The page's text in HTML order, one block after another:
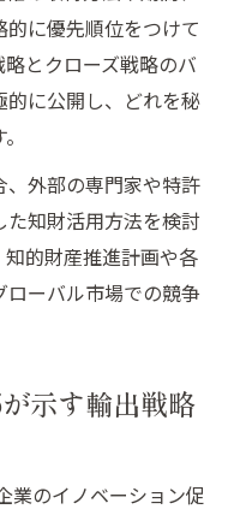
に優先順位をつけて
とクローズ戦略のバ
的に公開し、どれを秘
外部の専門家や特許
知財活用方法を検討
的財産推進計画や各
ーバル市場での競争
示す輸出戦略
業のイノベーション促